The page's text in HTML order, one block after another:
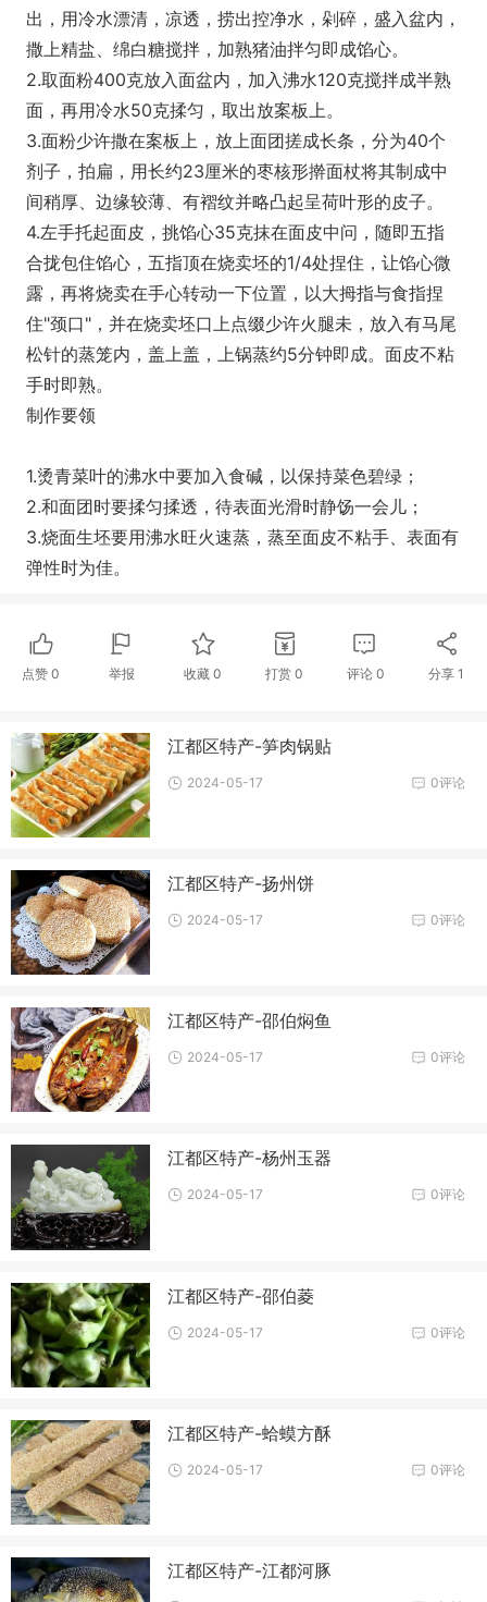
出，用冷水漂清，凉透，捞出控净水，剁碎，盛入盆内，
撒上精盐、绵白糖搅拌，加熟猪油拌匀即成馅心。
2.取面粉400克放入面盆内，加入沸水120克搅拌成半熟
面，再用冷水50克揉匀，取出放案板上。
3.面粉少许撒在案板上，放上面团搓成长条，分为40个
剂子，拍扁，用长约23厘米的枣核形擀面杖将其制成中
间稍厚、边缘较薄、有褶纹并略凸起呈荷叶形的皮子。
4.左手托起面皮，挑馅心35克抹在面皮中问，随即五指
合拢包住馅心，五指顶在烧卖坯的1/4处捏住，让馅心微
露，再将烧卖在手心转动一下位置，以大拇指与食指捏
住"颈口"，并在烧卖坯口上点缀少许火腿未，放入有马尾
松针的蒸笼内，盖上盖，上锅蒸约5分钟即成。面皮不粘
手时即熟。
制作要领
1.烫青菜叶的沸水中要加入食碱，以保持菜色碧绿；
2.和面团时要揉匀揉透，待表面光滑时静饧一会儿；
3.烧面生坯要用沸水旺火速蒸，蒸至面皮不粘手、表面有
弹性时为佳。
点赞 0 举报 收藏0 打赏 0 评论 0 分享1
江都区特产-笋肉锅贴
0评论
2024-05-17
江都区特产-扬州饼
0评论
2024-05-17
江都区特产-邵伯焖鱼
0评论
2024-05-17
江都区特产-杨州玉器
0评论
2024-05-17
江都区特产-邵伯菱
0评论
2024-05-17
江都区特产-蛤蟆方酥
0评论
2024-05-17
江都区特产-江都河豚